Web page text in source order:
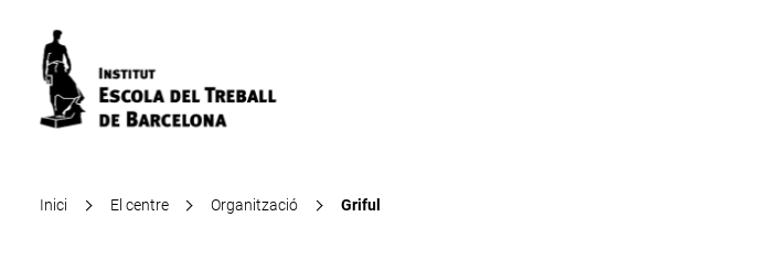
Inici El centre Organització Griful